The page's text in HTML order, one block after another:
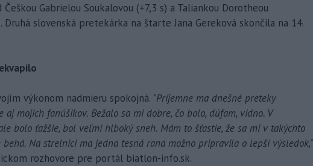
Gabrielou Soukalovou (+7,3 s) a Taliankou Dorotheou
Druhá slovenská pretekárka na štarte Jana Gereková skončila na 14.
výkonom nadmieru spokojná. "Príjemne ma dnešné preteky
aj mojich fanúšikov. Bežalo sa mi dobre, čo bolo, dúfam, vidno. V
bolo ťažšie, bol veľmi hlboký sneh. Mám to šťastie, že sa mi v takýchto
Na strelnici ma jedna tesná rana možno pripravila o lepší výsledok,"
rozhovore pre portál biatlon-info.sk.